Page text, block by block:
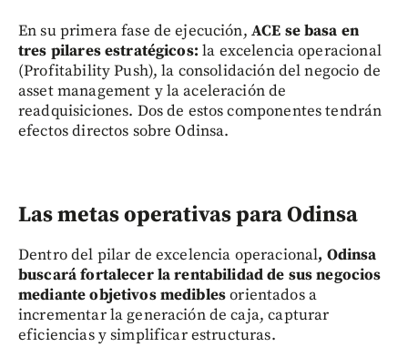
En su primera fase de ejecución, ACE se basa en
tres pilares estratégicos: la excelencia operacional
(Profitability Push), la consolidación del negocio de
asset management y la aceleración de
readquisiciones. Dos de estos componentes tendrán
efectos directos sobre Odinsa.
Las metas operativas para Odinsa
Dentro del pilar de excelencia operacional, Odinsa
buscará fortalecer la rentabilidad de sus negocios
mediante objetivos mediblesorientados a
incrementar la generación de caja, capturar
eficiencias y simplificar estructuras.